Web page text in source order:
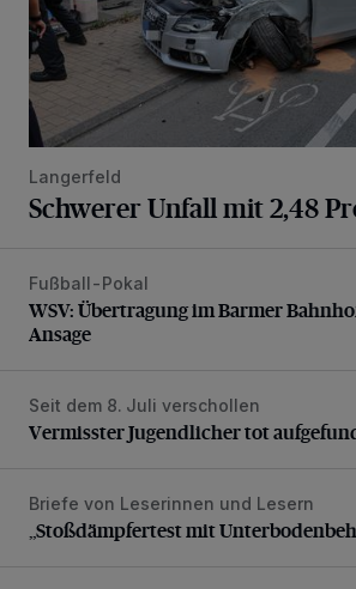
Langerfeld
Schwerer Unfall mit 2,48
WSV: Übertragung im Barmer
Fußball-Pokal
WSV: Übertragung im Barmer
Ansage
Vermisster Jugendlicher tot
Seit dem 8. Juli verschollen
Vermisster Jugendlicher tot
„Stoßdämpfertest mit
Briefe von Leserinnen und Lesern
„Stoßdämpfertest mit